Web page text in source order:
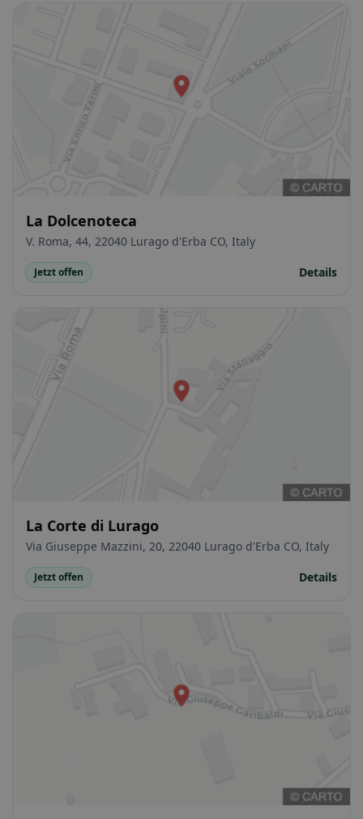
La Dolcenoteca
V. Roma, 44, 22040 Lurago d'Erba CO, Italy
Jetzt offen Details
La Corte di Lurago
Via Giuseppe Mazzini, 20, 22040 Lurago d'Erba CO, Italy
Jetzt offen Details